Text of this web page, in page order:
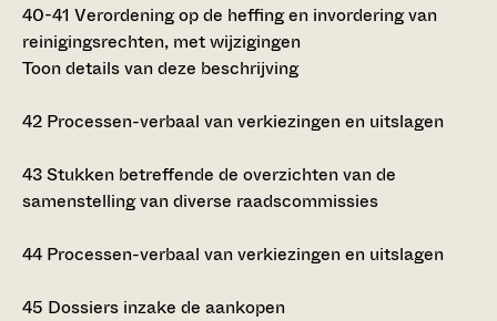
40-41 Verordening op de heffing en invordering van
reinigingsrechten, met wijzigingen
Toon details van deze beschrijving
42 Processen-verbaal van verkiezingen en uitslagen
43Stukken betreffende de overzichten van de
samenstelling van diverse raadscommissies
44 Processen-verbaal van verkiezingen en uitslagen
45 Dossiers inzake de aankopen